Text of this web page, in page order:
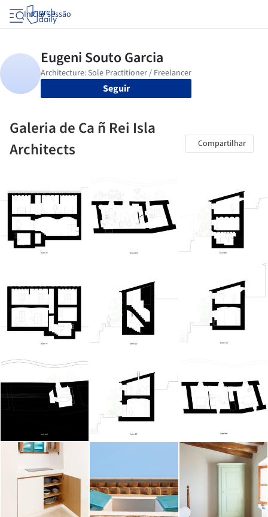
Iniciar sessão
Seguir
Galeria de Ca ñ Rei Isla
Architects
Compartilhar